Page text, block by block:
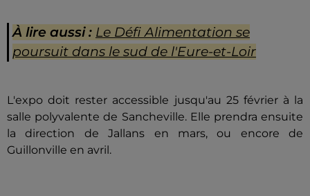
À lire aussi : Le Défi Alimentation se
poursuit dans le sud de l'Eure-et-Loir
L'expo doit rester accessible jusqu'au 25 février à la
salle polyvalente de Sancheville. Elle prendra ensuite
la direction de Jallans en mars, ou encore de
Guillonville en avril.